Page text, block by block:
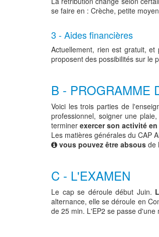
se faire en : Crèche, petite
3 - Aides financières
Actuellement, rien est gratuit, et
proposent des possibilités sur le
B - PROGRAMME
Voici les trois parties de
professionnel, soigner une
terminer exercer son activité
Les matières générales du CAP
vous pouvez être absous de
C - L'EXAMEN
Le cap se déroule début Juin.
alternance, elle se déroule en
de 25 min. L'EP2 se passe